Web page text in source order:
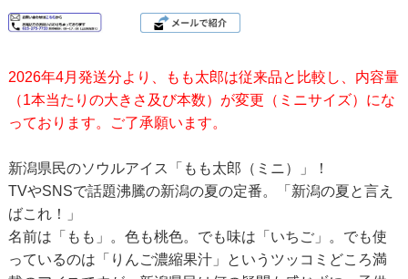
2026年4月発送分より、もも太郎は従来品と比較し、内容量
（1本当たりの大きさ及び本数）が変更（ミニサイズ）にな
っております。ご了承願います。
新潟県民のソウルアイス「もも太郎（ミニ）」！
TVやSNSで話題沸騰の新潟の夏の定番。「新潟の夏と言え
ばこれ！」
名前は「もも」。色も桃色。でも味は「いちご」。でも使
っているのは「りんご濃縮果汁」というツッコミどころ満